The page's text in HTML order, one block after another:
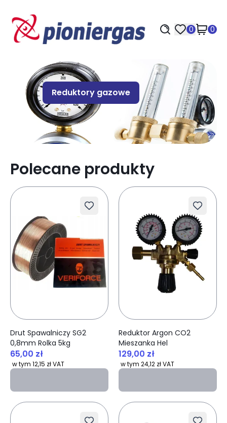
0 0
Reduktory gazowe
Polecane produkty
Drut Spawalniczy SG2
0,8mm Rolka 5kg
65,00 zł
w tym 12,15 zł VAT
Reduktor Argon CO2
Mieszanka Hel
129,00 zł
w tym 24,12 zł VAT